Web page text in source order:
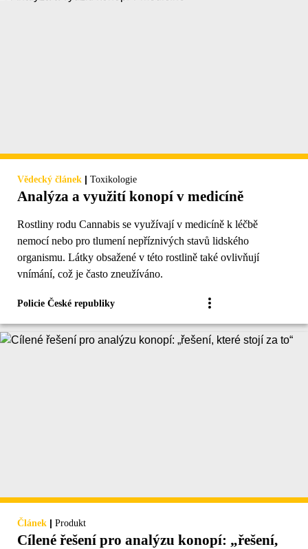
Vědecký článek | Toxikologie
Analýza a využití konopí v medicíně
Rostliny rodu Cannabis se využívají v medicíně k léčbě
nemocí nebo pro tlumení nepříznivých stavů lidského
organismu. Látky obsažené v této rostlině také ovlivňují
vnímání, což je často zneužíváno.
Policie České republiky
Článek | Produkt
Cílené řešení pro analýzu konopí: „řešení,